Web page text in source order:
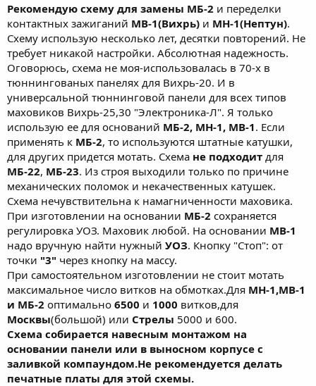
Рекомендую схему для замены МБ-2 и переделки
контактных зажиганий МВ-1(Вихрь) и МН-1(Нептун).
Схему использую несколько лет, десятки повторений. Не
требует никакой настройки. Абсолютная надежность.
Оговорюсь, схема не моя-использовалась в 70-х в
тюннингованых панелях для Вихрь-20. И в
универсальной тюннинговой панели для всех типов
маховиков Вихрь-25,30 "Электроника-Л". Я только
использую ее для оснований МБ-2, МН-1, МВ-1. Если
применять к МБ-2, то используются штатные катушки,
для других придется мотать. Схема не подходит для
МБ-22, МБ-23. Из строя выходили только по причине
механических поломок и некачественных катушек.
Схема нечувствительна к намагниченности маховика.
При изготовлении на основании МБ-2 сохраняется
регулировка УОЗ. Маховик любой. На основании МВ-1
надо вручную найти нужный УОЗ. Кнопку "Стоп": от
точки "3" через кнопку на массу.
При самостоятельном изготовлении не стоит мотать
максимальное число витков на обмотках.Для МН-1,МВ-1
и МБ-2 оптимально 6500 и 1000 витков,для
Москвы(большой) или Стрелы 5000 и 600.
Схема собирается навесным монтажом на
основании панели или в выносном корпусе с
заливкой компаундом.Не рекомендуется делать
печатные платы для этой схемы.